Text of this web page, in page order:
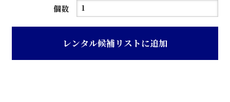
個数
茶
デ
レンタル候補リストに追加